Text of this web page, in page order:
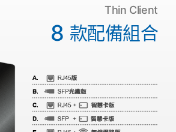
Thin Client
8 款配備組合